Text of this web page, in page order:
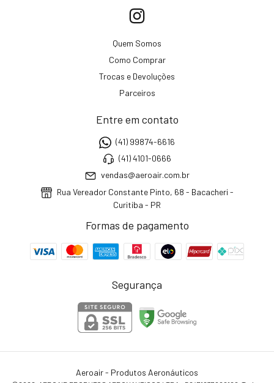
Quem Somos
Como Comprar
Trocas e Devoluções
Parceiros
Entre em contato
(41) 99874-6616
(41) 4101-0666
vendas@aeroair.com.br
Rua Vereador Constante Pinto, 68 - Bacacheri -
Curitiba - PR
Formas de pagamento
Segurança
Aeroair - Produtos Aeronáuticos